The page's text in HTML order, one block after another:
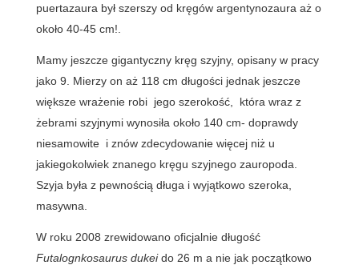
puertazaura był szerszy od kręgów argentynozaura aż o
około 40-45 cm!.
Mamy jeszcze gigantyczny kręg szyjny, opisany w pracy
jako 9. Mierzy on aż 118 cm długości jednak jeszcze
większe wrażenie robi jego szerokość, która wraz z
żebrami szyjnymi wynosiła około 140 cm- doprawdy
niesamowite i znów zdecydowanie więcej niż u
jakiegokolwiek znanego kręgu szyjnego zauropoda.
Szyja była z pewnością długa i wyjątkowo szeroka,
masywna.
W roku 2008 zrewidowano oficjalnie długość
Futalognkosaurus dukeido 26 m a nie jak początkowo